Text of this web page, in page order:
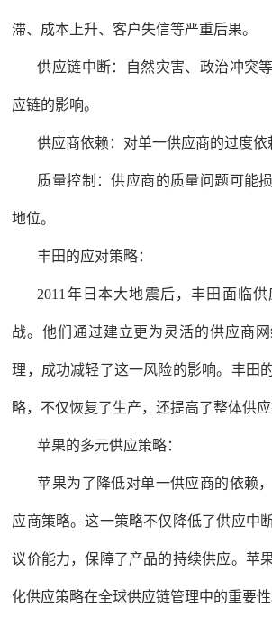
滞、成本上升、客户失信等严重后果。
供应链中断：自然灾害、政治冲突
应链的影响。
供应商依赖：对单一供应商的过度依
质量控制：供应商的质量问题可能
地位。
丰田的应对策略：
2011年日本大地震后，丰田面临
战。他们通过建立更为灵活的供应商
理，成功减轻了这一风险的影响。丰田
略，不仅恢复了生产，还提高了整体供应
苹果的多元供应策略：
苹果为了降低对单一供应商的依赖
应商策略。这一策略不仅降低了供应中
议价能力，保障了产品的持续供应。苹
化供应策略在全球供应链管理中的重要性